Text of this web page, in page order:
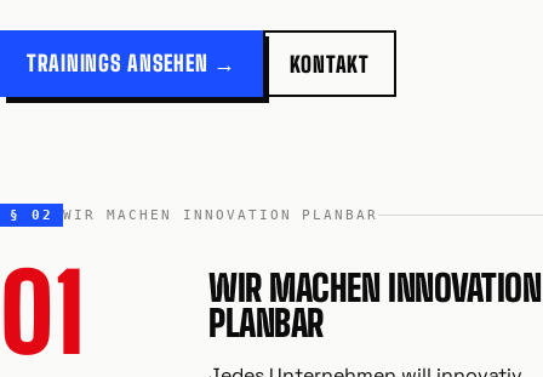
TRAININGS ANSEHEN → KONTAKT
§ 02 WIR MACHEN INNOVATION PLANBAR
01
WIR MACHEN INNOVATION
PLANBAR